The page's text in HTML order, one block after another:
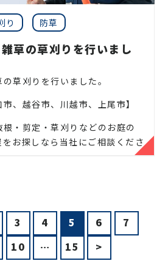
ンション、アパートなどの庭
管理なども対応しております
ください！
くろがねもち、もみの木、どん
シダレエゴノキ、コニファー、
アイス、クチナシ、ナンテン、
ケヤキ、コノデカシワ、マキの
スト、アオハダ、いちじく、椰
梨、クロガネモチ、ベニカナメ、
キ、つつじ、コデマリ
り 防草
草の草刈りを行いまし
草刈りを行いました。
市、越谷市、川越市、上尾市】
・剪定・草刈りなどのお庭の
お探しなら当社にご相談くださ
ので、お庭のことなら当社にお気
！
悩みに全力でご対応させて頂き
3 4 5 6
7
10 … 15 >